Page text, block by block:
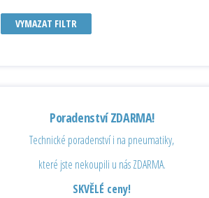
VYMAZAT FILTR
Poradenství ZDARMA!
Technické poradenství i na pneumatiky,
které jste nekoupili u nás ZDARMA.
SKVĚLÉ ceny!